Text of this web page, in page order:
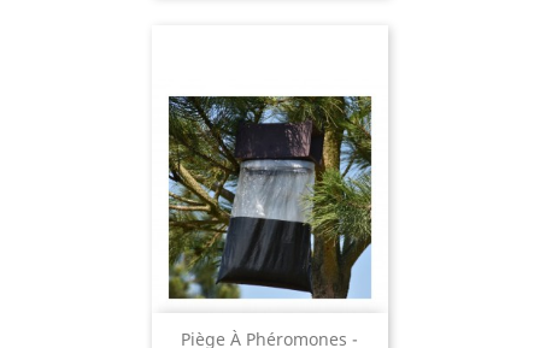
Piège À Phéromones -